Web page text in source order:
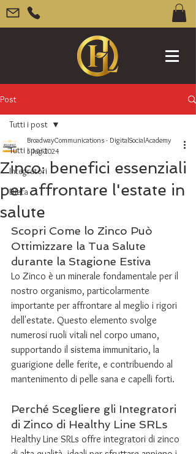
Post
Tutti i post
Integratori
Dieta
Tutti i post
Zinco: benefici essenziali
per affrontare l'estate in
salute
BroadwayCommunications - DigitalSocialAcademy
5 lug 2024
Scopri Come lo Zinco Può
Ottimizzare la Tua Salute
durante la Stagione Estiva
Lo Zinco è un minerale fondamentale per il
nostro organismo, particolarmente
importante per affrontare al meglio i rigori
dell'estate. Questo elemento svolge
numerosi ruoli vitali nel corpo umano,
supportando il sistema immunitario, la
guarigione delle ferite, e contribuendo al
mantenimento di pelle sana e capelli forti.
Perché Scegliere gli Integratori
di Zinco di Healthy Line SRLs
Healthy Line SRLs offre integratori di zinco